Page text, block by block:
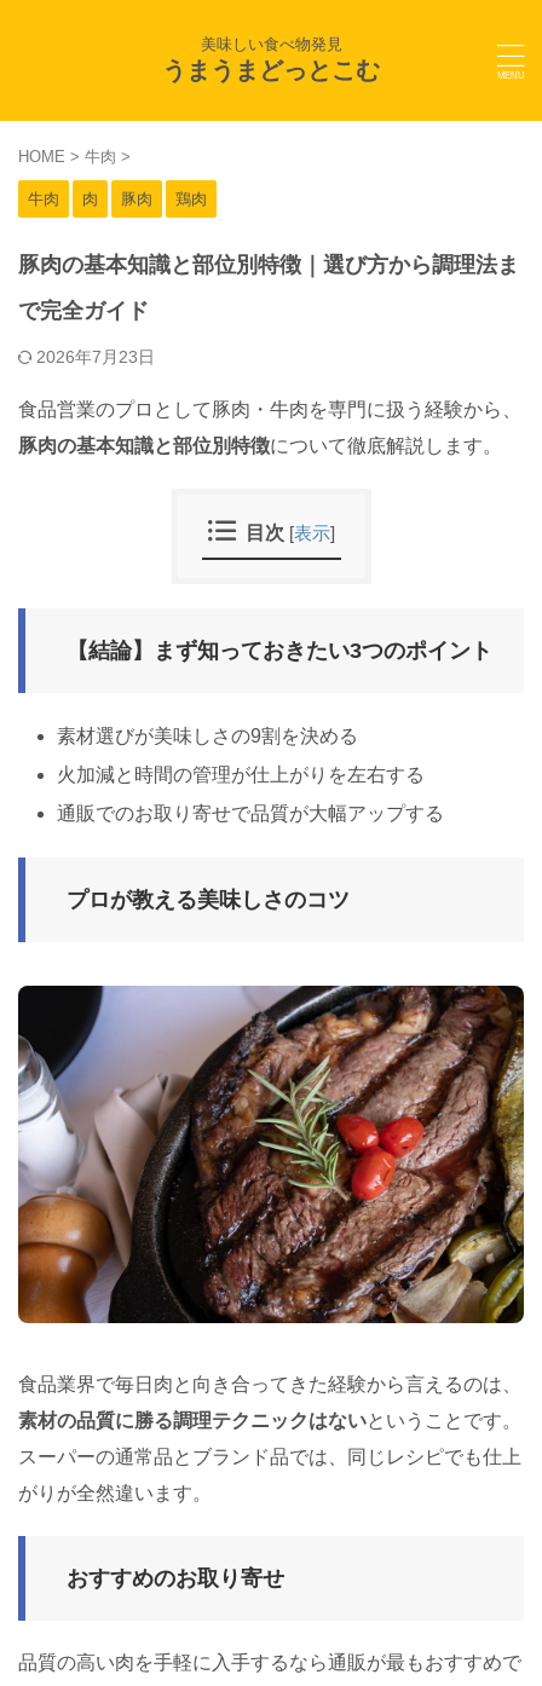
美味しい食べ物発見
うまうまどっとこむ
HOME > 牛肉 >
牛肉 肉 豚肉 鶏肉
豚肉の基本知識と部位別特徴｜選び方から調理法ま
で完全ガイド
2026年7月23日
食品営業のプロとして豚肉・牛肉を専門に扱う経験から、
豚肉の基本知識と部位別特徴について徹底解説します。
目次 [表示]
【結論】まず知っておきたい3つのポイント
素材選びが美味しさの9割を決める
火加減と時間の管理が仕上がりを左右する
通販でのお取り寄せで品質が大幅アップする
プロが教える美味しさのコツ
食品業界で毎日肉と向き合ってきた経験から言えるのは、
素材の品質に勝る調理テクニックはないということです。
スーパーの通常品とブランド品では、同じレシピでも仕上
がりが全然違います。
おすすめのお取り寄せ
品質の高い肉を手軽に入手するなら通販が最もおすすめで